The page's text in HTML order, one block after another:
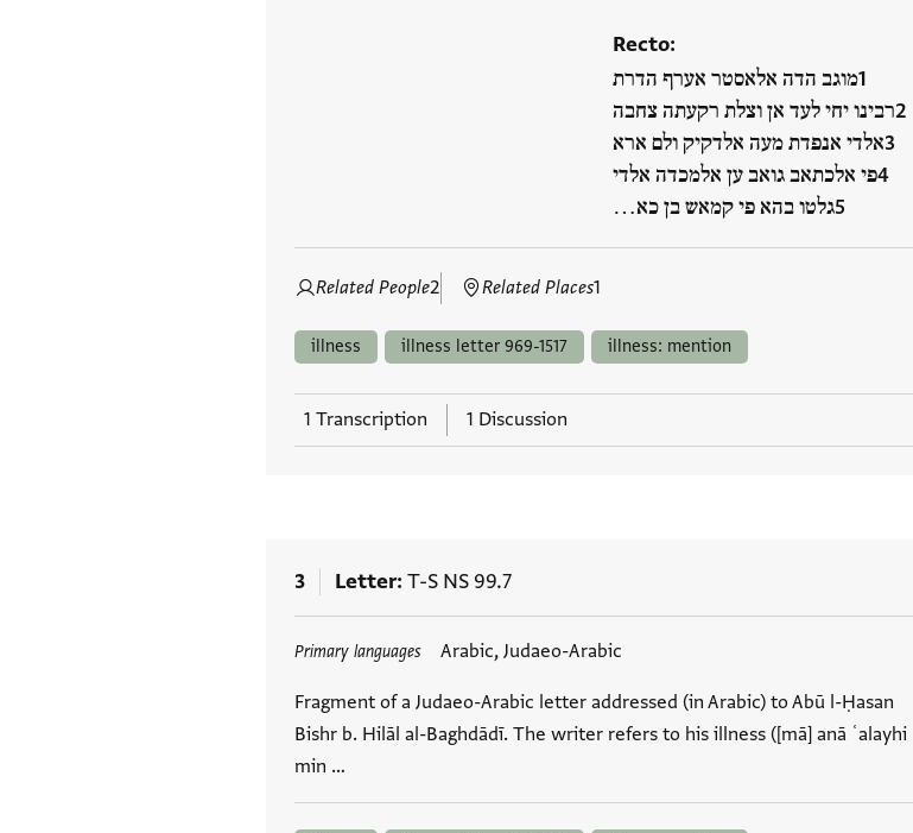
Recto:
מוגב הדה אלאסטר אערף הדרת
רבינו יחי לעד אן וצלת רקעתה צחבה
אלדי אנפדת מעה אלדקיק ולם ארא
פי אלכתאב גואב ען אלמכדה אלדי
גלטו בהא פי קמאש בן כא…
Related People2 Related Places1
illness illness letter 969-1517 illness: mention
1 Transcription 1 Discussion
3 Letter T-S NS 99.7
Primary languages Arabic, Judaeo-Arabic
Fragment of a Judaeo-Arabic letter addressed (in Arabic) to Abū l-Ḥasan
Bishr b. Hilāl al-Baghdādī. The writer refers to his illness ([mā] anā ʿalayhi
min …
Tags